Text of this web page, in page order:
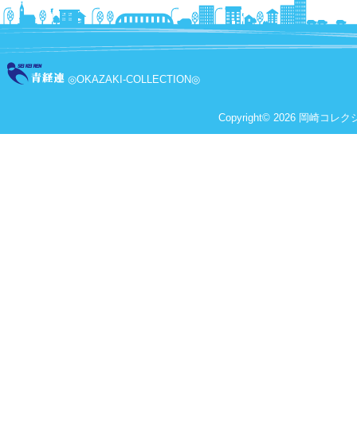
◎OKAZAKI-COLLECTION◎
Copyright© 2026 岡崎コレク